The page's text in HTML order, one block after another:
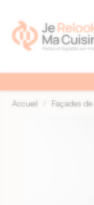
Accueil Façades